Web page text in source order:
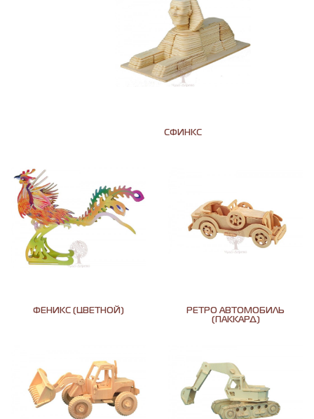
СФИНКС
ФЕНИКС (ЦВЕТНОЙ)
РЕТРО АВТОМОБИЛЬ
(ПАККАРД)